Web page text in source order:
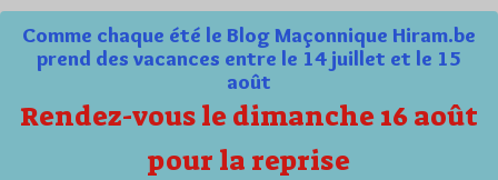
Comme chaque été le Blog Maçonnique Hiram.be
prend des vacances entre le 14 juillet et le 15
août
Rendez-vous le dimanche 16 août
pour la reprise